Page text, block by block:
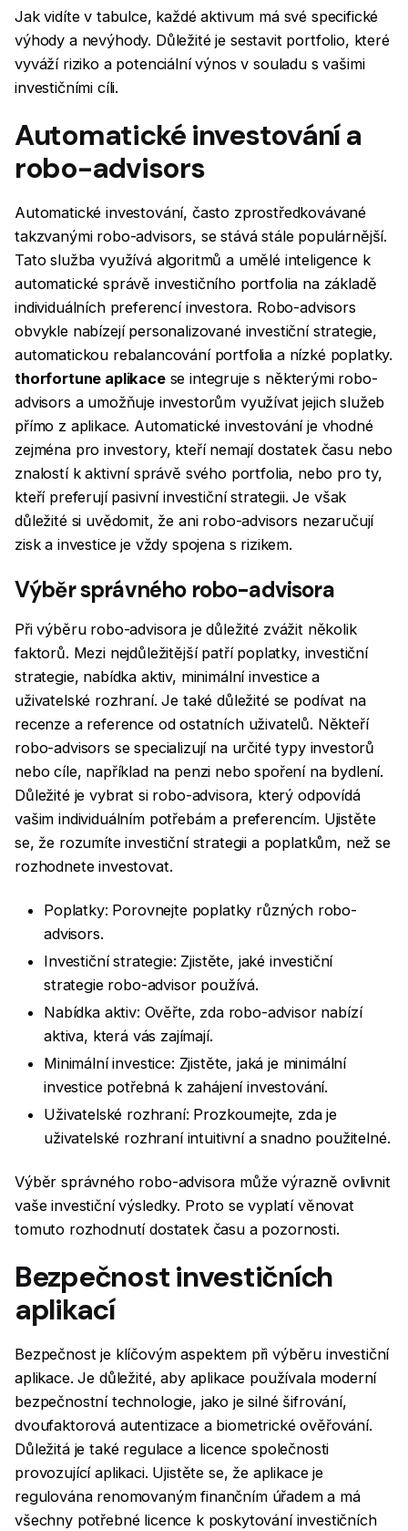
Jak vidíte v tabulce, každé aktivum má své specifické
výhody a nevýhody. Důležité je sestavit portfolio, které
vyváží riziko a potenciální výnos v souladu s vašimi
investičními cíli.
Automatické investování a
robo-advisors
Automatické investování, často zprostředkovávané
takzvanými robo-advisors, se stává stále populárnější.
Tato služba využívá algoritmů a umělé inteligence k
automatické správě investičního portfolia na základě
individuálních preferencí investora. Robo-advisors
obvykle nabízejí personalizované investiční strategie,
automatickou rebalancování portfolia a nízké poplatky.
thorfortune aplikacese integruje s některými robo-
advisors a umožňuje investorům využívat jejich služeb
přímo z aplikace. Automatické investování je vhodné
zejména pro investory, kteří nemají dostatek času nebo
znalostí k aktivní správě svého portfolia, nebo pro ty,
kteří preferují pasivní investiční strategii. Je však
důležité si uvědomit, že ani robo-advisors nezaručují
zisk a investice je vždy spojena s rizikem.
Výběr správného robo-advisora
Při výběru robo-advisora je důležité zvážit několik
faktorů. Mezi nejdůležitější patří poplatky, investiční
strategie, nabídka aktiv, minimální investice a
uživatelské rozhraní. Je také důležité se podívat na
recenze a reference od ostatních uživatelů. Někteří
robo-advisors se specializují na určité typy investorů
nebo cíle, například na penzi nebo spoření na bydlení.
Důležité je vybrat si robo-advisora, který odpovídá
vašim individuálním potřebám a preferencím. Ujistěte
se, že rozumíte investiční strategii a poplatkům, než se
rozhodnete investovat.
Poplatky: Porovnejte poplatky různých robo-
advisors.
Investiční strategie: Zjistěte, jaké investiční
strategie robo-advisor používá.
Nabídka aktiv: Ověřte, zda robo-advisor nabízí
aktiva, která vás zajímají.
Minimální investice: Zjistěte, jaká je minimální
investice potřebná k zahájení investování.
Uživatelské rozhraní: Prozkoumejte, zda je
uživatelské rozhraní intuitivní a snadno použitelné.
Výběr správného robo-advisora může výrazně ovlivnit
vaše investiční výsledky. Proto se vyplatí věnovat
tomuto rozhodnutí dostatek času a pozornosti.
Bezpečnost investičních
aplikací
Bezpečnost je klíčovým aspektem při výběru investiční
aplikace. Je důležité, aby aplikace používala moderní
bezpečnostní technologie, jako je silné šifrování,
dvoufaktorová autentizace a biometrické ověřování.
Důležitá je také regulace a licence společnosti
provozující aplikaci. Ujistěte se, že aplikace je
regulována renomovaným finančním úřadem a má
všechny potřebné licence k poskytování investičních